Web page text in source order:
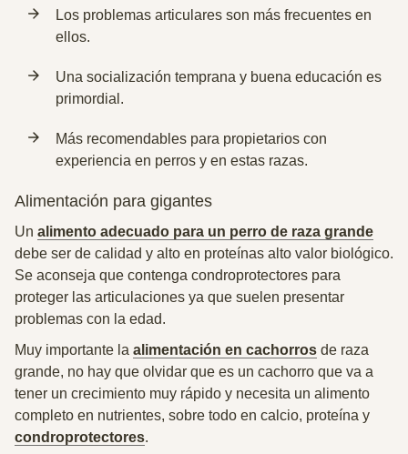
Los problemas articulares son más frecuentes en
ellos.
Una socialización temprana y buena educación es
primordial.
Más recomendables para propietarios con
experiencia en perros y en estas razas.
Alimentación para gigantes
Un alimento adecuado para un perro de raza grande
debe ser de calidad y alto en proteínas alto valor biológico.
Se aconseja que contenga condroprotectores para
proteger las articulaciones ya que suelen presentar
problemas con la edad.
Muy importante la alimentación en cachorros de raza
grande, no hay que olvidar que es un cachorro que va a
tener un crecimiento muy rápido y necesita un alimento
completo en nutrientes, sobre todo en calcio, proteína y
condroprotectores.